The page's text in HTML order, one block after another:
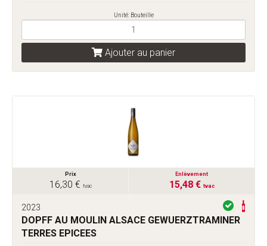
Unité: Bouteille
Ajouter au panier
Prix
16,30 € tvac
Enlèvement
15,48 € tvac
2023
DOPFF AU MOULIN ALSACE GEWUERZTRAMINER
TERRES EPICEES